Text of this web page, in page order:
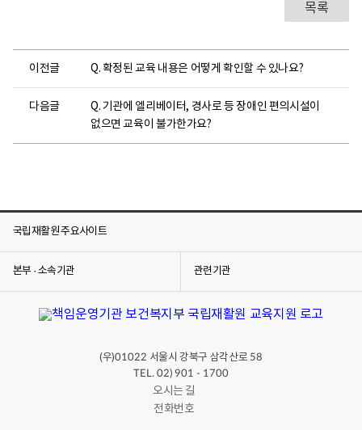
목록
이전글 Q. 확정된 교육 내용은 어떻게 확인할 수 있나요?
다음글
Q. 기관에 엘리베이터, 경사로 등 장애인 편의시설이
없으면 교육이 불가한가요?
국립재활원 주요사이트
본부 · 소속기관 관련기관
(우)01022 서울시 강북구 삼각산로 58
TEL. 02) 901 - 1700
오시는 길
전화번호